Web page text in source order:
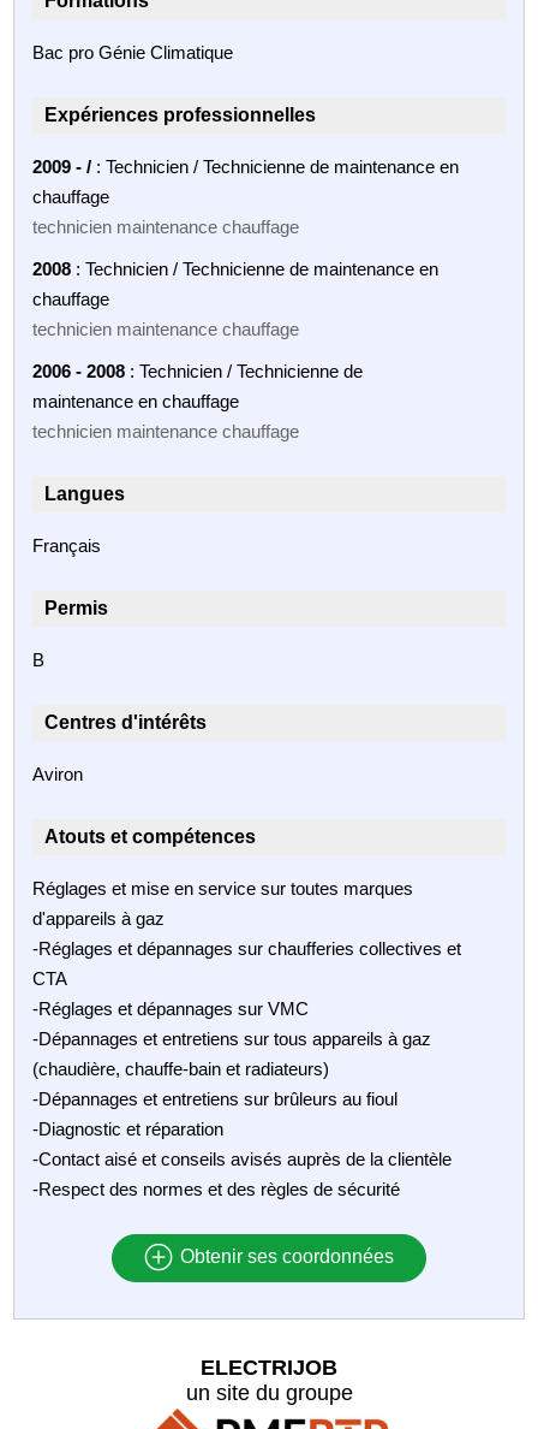
Bac pro Génie Climatique
Expériences professionnelles
2009 - / : Technicien / Technicienne de maintenance en
chauffage
technicien maintenance chauffage
2008 : Technicien / Technicienne de maintenance en
chauffage
technicien maintenance chauffage
2006 - 2008 : Technicien / Technicienne de
maintenance en chauffage
technicien maintenance chauffage
Langues
Français
Permis
B
Centres d'intérêts
Aviron
Atouts et compétences
Réglages et mise en service sur toutes marques
d'appareils à gaz
-Réglages et dépannages sur chaufferies collectives et
CTA
-Réglages et dépannages sur VMC
-Dépannages et entretiens sur tous appareils à gaz
(chaudière, chauffe-bain et radiateurs)
-Dépannages et entretiens sur brûleurs au fioul
-Diagnostic et réparation
-Contact aisé et conseils avisés auprès de la clientèle
-Respect des normes et des règles de sécurité
Obtenir ses coordonnées
ELECTRIJOB
un site du groupe